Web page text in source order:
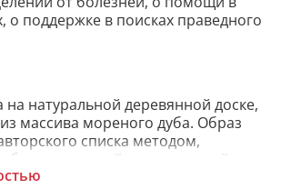
о поддержке в поисках праведного
натуральной деревянной доске,
массива мореного дуба. Образ
списка методом,
русской православной